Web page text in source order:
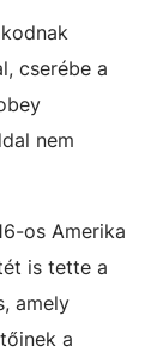
cserébe a
nem
os Amerika
is tette a
amely
a